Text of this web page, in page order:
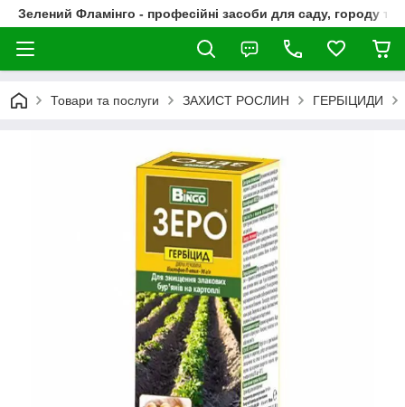
Зелений Фламінго - професійні засоби для саду, городу та
Товари та послуги ЗАХИСТ РОСЛИН ГЕРБІЦИДИ